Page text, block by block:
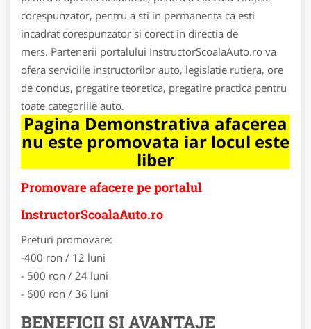
corespunzator, pentru a sti in permanenta ca esti
incadrat corespunzator si corect in directia de
mers. Partenerii portalului InstructorScoalaAuto.ro va
ofera serviciile instructorilor auto, legislatie rutiera, ore
de condus, pregatire teoretica, pregatire practica pentru
toate categoriile auto.
Pagina Demonstrativa afacerea
nu este promovata iar locul este
liber
Promovare afacere pe portalul
InstructorScoalaAuto.ro
Preturi promovare:
-400 ron / 12 luni
- 500 ron / 24 luni
- 600 ron / 36 luni
BENEFICII SI AVANTAJE